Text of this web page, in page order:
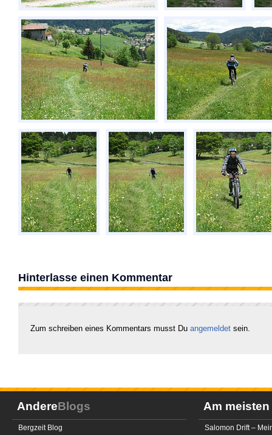
Hinterlasse einen Kommentar
Zum schreiben eines Kommentars musst Du angemeldet sein.
AndereBlogs
Bergzeit Blog
Am meisten
Salomon Drift –